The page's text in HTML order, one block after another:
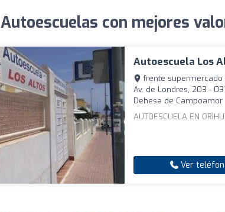
Autoescuelas con mejores
Autoescuela Los
frente supermercado
Av. de Londres, 203 -
Dehesa de Campoamor
AUTOESCUELA EN
Ver